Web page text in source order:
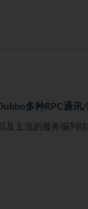
多种RPC通
及主流的服务编列